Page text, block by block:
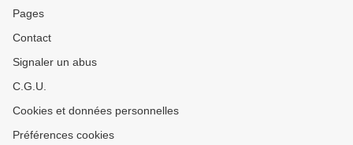
Pages
Contact
Signaler un abus
C.G.U.
Cookies et données personnelles
Préférences cookies